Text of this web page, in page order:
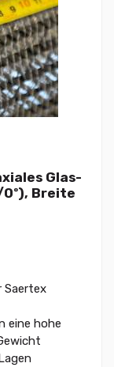
Glas-
Breite
Saertex
eine hohe